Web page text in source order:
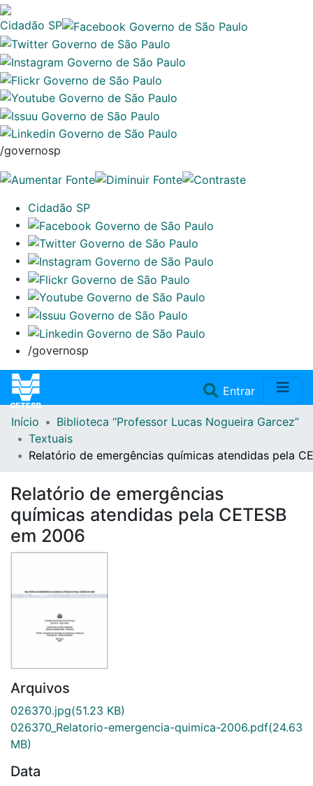
Cidadão SP
/governosp
Cidadão SP
/governosp
Entrar(current)
Home
Repositório
Doações/Aquisições
Início
Biblioteca “Professor Lucas Nogueira Garcez”
Textuais
Relatório de emergências químicas atendidas pela
Relatório de emergências
químicas atendidas pela CETESB
em 2006
Arquivos
026370.jpg(51.23 KB)
026370_Relatorio-emergencia-quimica-2006.pdf(24.63
MB)
Data